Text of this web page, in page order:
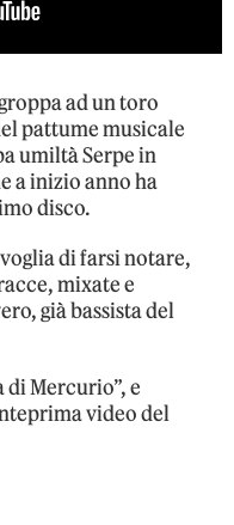
ad un toro
pattume musicale
umiltà Serpe in
a inizio anno ha
disco.
di farsi notare,
mixate e
già bassista del
di Mercurio”, e
video del